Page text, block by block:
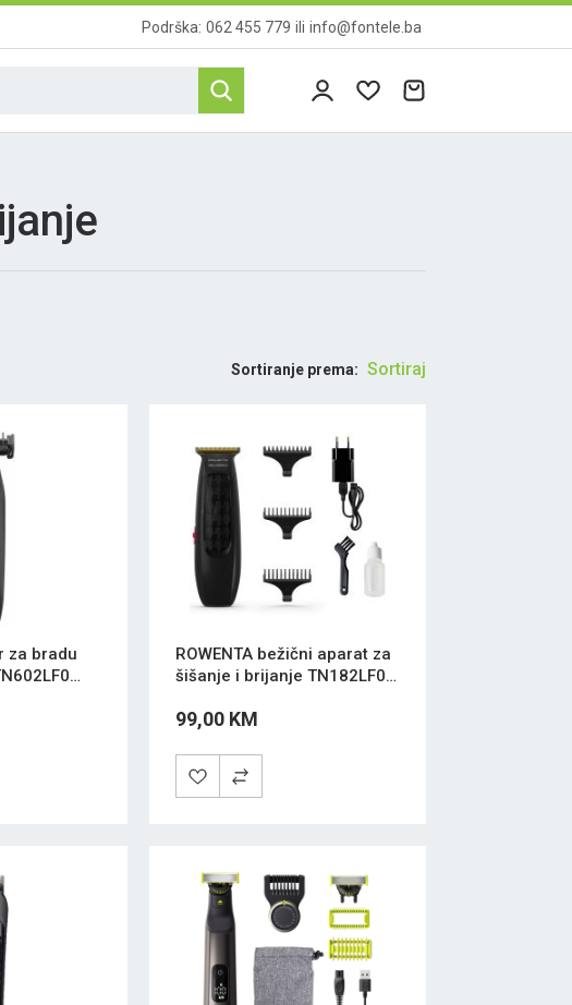
Podrška: 062 455 779 ili info@fontele.ba
Sortiranje prema: Sortiraj
za bradu
ROWENTA bežični aparat za
šišanje i brijanje TN182LF0
99,00 KM